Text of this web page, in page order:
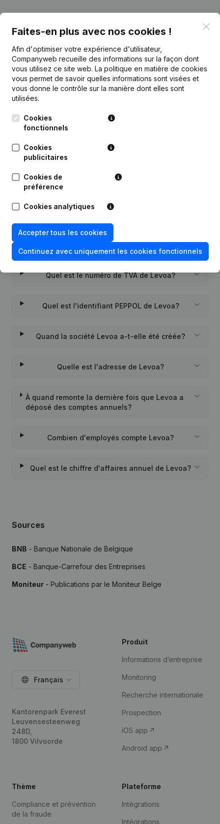
Publicationsde Levoa
Date Publication
05-12-2024 Siège Social (NL)
17-06-2024
Autres Modifications, …) -
22-12-2017 (NL)
17-03-2016
Rubrique Constitution (Nouvelle
Personne Morale, Ouverture
Questions fréquemment posées
Quel est le numéro de TVA de Levoa?
Quel est l'identifiant PEPPOL de Levoa?
Quand la société Levoa a-t-elle été créée?
Quelle est l'adresse de Levoa?
À quand remonte la dernière fois que Levoa a
déposé des comptes annuels?
Combien d'employés compte Levoa?
Quel est le chiffre d'affaires annuel de Levoa?
Sources
BNB - Banque Nationale de Belgique
BCE - Banque-Carrefour des Entreprises
Moniteur - Publications par le Moniteur Belge
Faites-en plus avec nos cookies !
Afin d'optimiser votre expérience d'utilisateur,
Companyweb recueille des informations sur la façon dont
vous utilisez ce site web. La politique en matière de cookies
vous permet de savoir quelles informations sont visées et
vous donne le contrôle sur la manière dont elles sont
utilisées.
Cookies
fonctionnels
Cookies
publicitaires
Cookies de
préférence
Cookies analytiques
Accepter tous les cookies
Continuez avec uniquement les cookies fonctionnels
Français
Kantorenpark Everest
Leuvensesteenweg
248D,
1800 Vilvoorde
Produit
Informations d’entreprise
Monitoring
Recherche internationale
Prospection
iOS app
Android app
Thème
Compliance et prévention
de la fraude
Plateforme
Intégrations
Intégrations